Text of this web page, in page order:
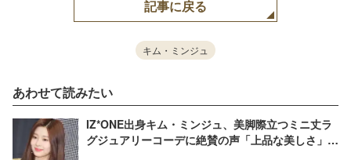
記事に戻る
キム・ミンジュ
あわせて読みたい
IZ*ONE出身キム・ミンジュ、美脚際立つミニ丈ラ
グジュアリーコーデに絶賛の声「上品な美しさ」